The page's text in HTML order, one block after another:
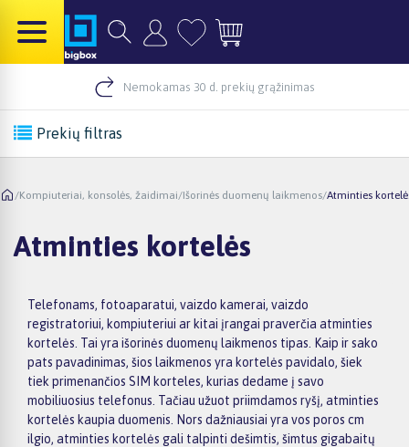
Nemokamas 30 d. prekių grąžinimas
Prekių filtras
/Kompiuteriai, konsolės, žaidimai/Išorinės duomenų laikmenos/Atminties
Atminties kortelės
Telefonams, fotoaparatui, vaizdo kamerai, vaizdo
registratoriui, kompiuteriui ar kitai įrangai praverčia atminties
kortelės. Tai yra išorinės duomenų laikmenos tipas. Kaip ir sako
pats pavadinimas, šios laikmenos yra kortelės pavidalo, šiek
tiek primenančios SIM korteles, kurias dedame į savo
mobiliuosius telefonus. Tačiau užuot priimdamos ryšį, atminties
kortelės kaupia duomenis. Nors dažniausiai yra vos poros cm
ilgio, atminties kortelės gali talpinti dešimtis, šimtus gigabaitų